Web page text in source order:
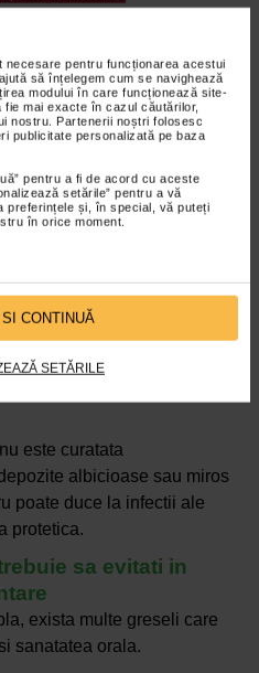
pentru funcționarea acestui
să înțelegem cum se navighează
modului în care funcționează site-
mai exacte în cazul căutărilor,
nostru. Partenerii noștri folosesc
publicitate personalizată pe baza
pentru a fi de acord cu aceste
setările” pentru a vă
preferințele și, în special, vă puteți
în orice moment.
CONTINUĂ
SETĂRILE
FORAMEN
preferat dupa fiecare
care poate zgaria
un mediu umed atunci cand
este curatata
albicioase sau miros
poate duce la infectii ale
protetica.
sa evitati in
exista multe greseli care
sanatatea orala.